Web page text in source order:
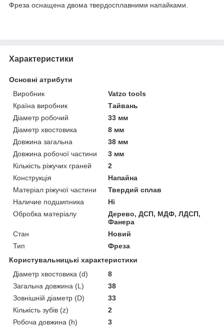
Фреза оснащена двома твердосплавними напайками.
Характеристики
Основні атрибути
Виробник
Vatzo tools
Країна виробник
Тайвань
Діаметр робочий
33 мм
Діаметр хвостовика
8 мм
Довжина загальна
38 мм
Довжина робочої частини
3 мм
Кількість ріжучих граней
2
Конструкція
Напайна
Матеріал ріжучої частини
Твердий сплав
Наличие подшипника
Ні
Обробка матеріалу
Дерево, ДСП, МДФ, ЛДСП,
Фанера
Стан
Новий
Тип
Фреза
Користувальницькі характеристики
Діаметр хвостовика (d)
8
Загальна довжина (L)
38
Зовнішній діаметр (D)
33
Кількість зубів (z)
2
Робоча довжина (h)
3